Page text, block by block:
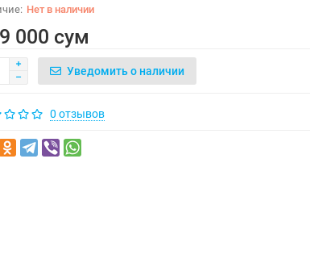
Нет в наличии
000 сум
Уведомить о наличии
0 отзывов